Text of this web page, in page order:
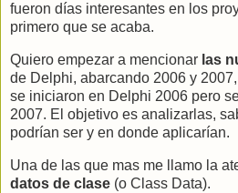
fueron días interesantes en los
primero que se acaba.
Quiero empezar a mencionar las
de Delphi, abarcando 2006 y
se iniciaron en Delphi 2006 pero
2007. El objetivo es analizarlas,
podrían ser y en donde aplicarían.
Una de las que mas me llamo la
datos de clase (o Class Data).